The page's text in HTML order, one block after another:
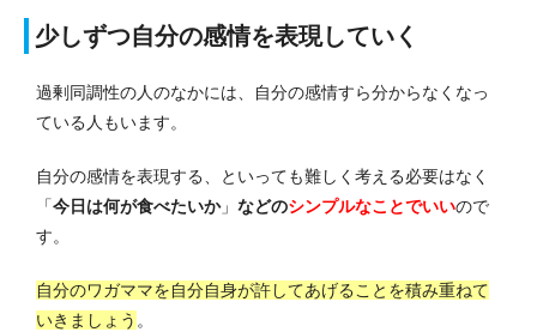
少しずつ自分の感情を表現していく
過剰同調性の人のなかには、自分の感情すら分からなくなっ
ている人もいます。
自分の感情を表現する、といっても難しく考える必要はなく
「今日は何が食べたいか」 などのシンプルなことでいいので
す。
自分のワガママを自分自身が許してあげることを積み重ねて
いきましょう 。